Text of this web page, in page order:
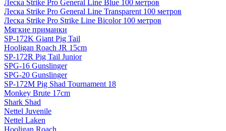
Леска Strike Pro General Line Blue 100 метров
Леска Strike Pro General Line Transparent 100 метров
Леска Strike Pro Strike Line Bicolor 100 метров
Мягкие приманки
SP-172K Giant Pig Tail
Hooligan Roach JR 15cm
SP-172R Pig Tail Junior
SPG-16 Gunslinger
SPG-20 Gunslinger
SP-172M Pig Shad Tournament 18
Monkey Brute 17cm
Shark Shad
Nettel Juvenile
Nettel Laken
Hooligan Roach